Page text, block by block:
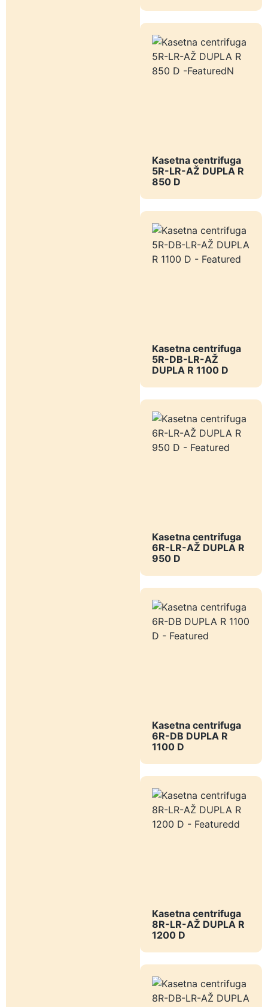
Kasetna centrifuga
5R-LR-AŽ DUPLA R
850 D
Kasetna centrifuga
5R-DB-LR-AŽ
DUPLA R 1100 D
Kasetna centrifuga
6R-LR-AŽ DUPLA R
950 D
Kasetna centrifuga
6R-DB DUPLA R
1100 D
Kasetna centrifuga
8R-LR-AŽ DUPLA R
1200 D